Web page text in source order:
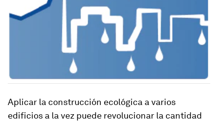
Aplicar la construcción ecológica a varios
edificios a la vez puede revolucionar la cantidad